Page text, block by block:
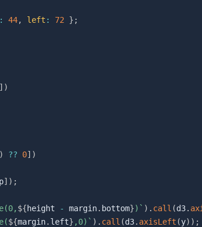
: 44, left : 72 } ;
] )
) ?? 0] )
] ) ;
${height - margin. bottom}) ` ) . call (d3.
${margin. left} ,0) ` ) . call (d3. axisLeft (y) ) ;